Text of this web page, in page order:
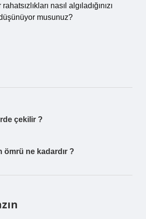
nasıl algıladığınızı
musunuz?
çekilir ?
ömrü ne kadardır ?